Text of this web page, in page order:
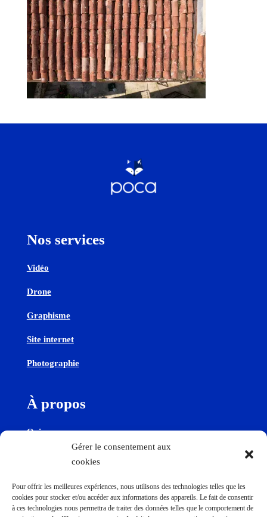
Gérer le consentement aux
cookies
Pour offrir les meilleures expériences, nous utilisons des technologies telles que les
cookies pour stocker et/ou accéder aux informations des appareils. Le fait de consentir
à ces technologies nous permettra de traiter des données telles que le comportement de
Nos services
Vidéo
Drone
Graphisme
Site internet
Photographie
À propos
Qui sommes-nous
Contact